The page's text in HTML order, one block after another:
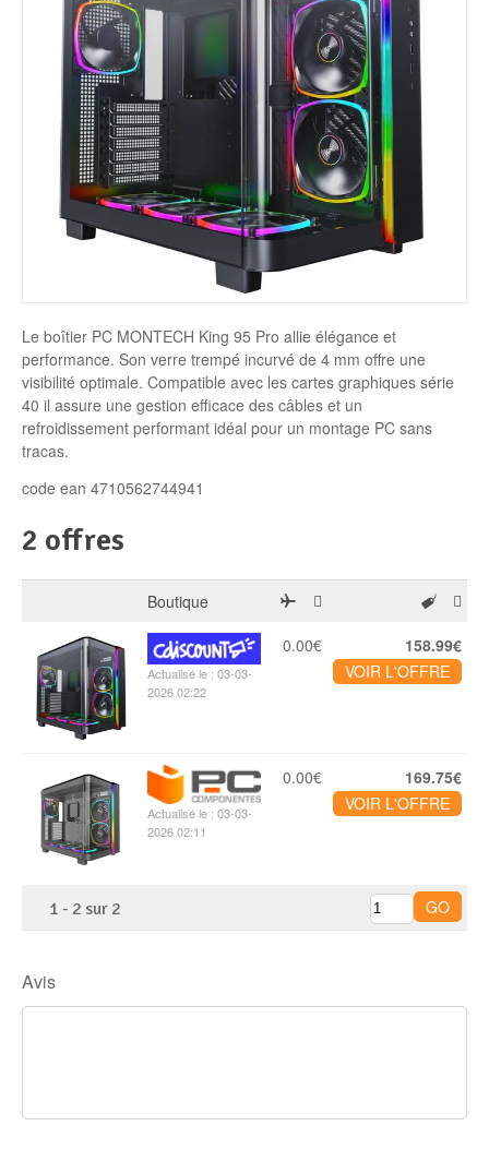
Processeur
Disque SSD
Le boîtier PC MONTECH King 95 Pro allie élégance et
performance. Son verre trempé incurvé de 4 mm offre une
visibilité optimale. Compatible avec les cartes graphiques série
40 il assure une gestion efficace des câbles et un
refroidissement performant idéal pour un montage PC sans
tracas.
code ean 4710562744941
2 offres
Boutique
Actualisé le : 03-03-
2026 02:22
0.00€
158.99€
VOIR L'OFFRE
Actualisé le : 03-03-
2026 02:11
0.00€
169.75€
VOIR L'OFFRE
1 - 2 sur 2
Avis